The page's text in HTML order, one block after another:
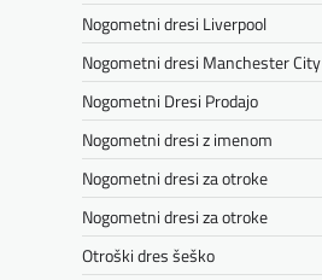
Nogometni dresi Liverpool
Nogometni dresi Manchester City
Nogometni Dresi Prodajo
Nogometni dresi z imenom
Nogometni dresi za otroke
Nogometni dresi za otroke
Otroški dres šeško